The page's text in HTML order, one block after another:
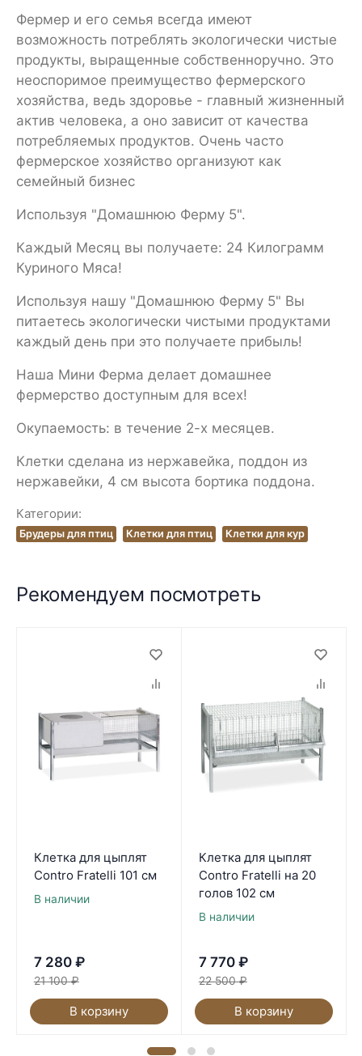
Фермер и его семья всегда имеют
возможность потреблять экологически чистые
продукты, выращенные собственноручно. Это
неоспоримое преимущество фермерского
хозяйства, ведь здоровье - главный жизненный
актив человека, а оно зависит от качества
потребляемых продуктов. Очень часто
фермерское хозяйство организуют как
семейный бизнес
Используя "Домашнюю Ферму 5".
Каждый Месяц вы получаете: 24 Килограмм
Куриного Мяса!
Используя нашу "Домашнюю Ферму 5" Вы
питаетесь экологически чистыми продуктами
каждый день при это получаете прибыль!
Наша Мини Ферма делает домашнее
фермерство доступным для всех!
Окупаемость: в течение 2-х месяцев.
Клетки сделана из нержавейка, поддон из
нержавейки, 4 см высота бортика поддона.
Категории:
Брудеры для птиц Клетки для птиц Клетки для кур
Рекомендуем посмотреть
Клетка для цыплят
Contro Fratelli 101 см
В наличии
7 280 ₽
21 100 ₽
В корзину
Клетка для цыплят
Contro Fratelli на 20
голов 102 см
В наличии
7 770 ₽
22 500 ₽
В корзину